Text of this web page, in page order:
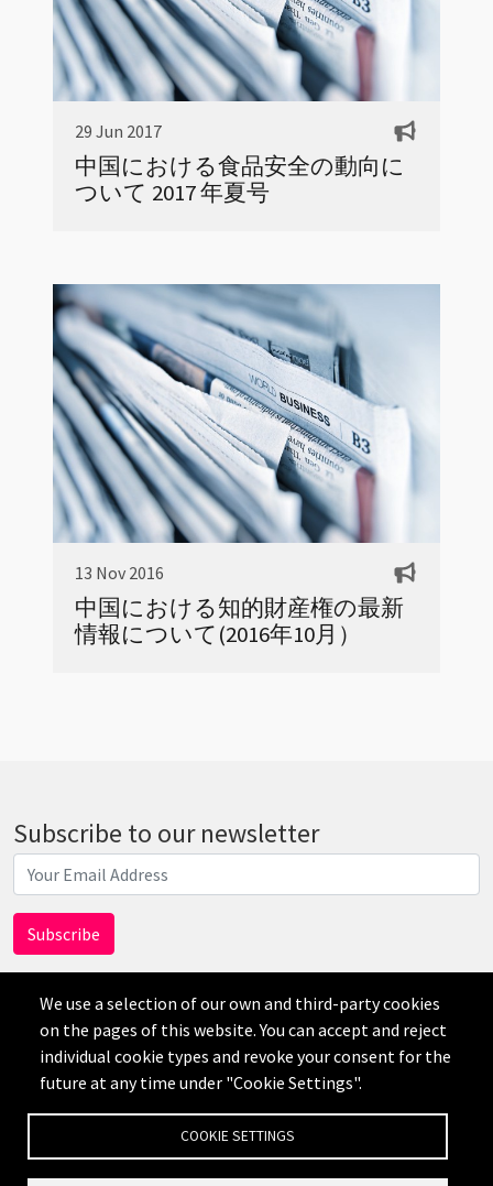
29 Jun 2017
中国における食品安全の動向に
ついて 2017 年夏号
13 Nov 2016
中国における知的財産権の最新
情報について(2016年10月）
Subscribe to our newsletter
Disclaimer Privacy Credits
AI
We use a selection of our own and third-party cookies
on the pages of this website. You can accept and reject
individual cookie types and revoke your consent for the
future at any time under "Cookie Settings".
COOKIE SETTINGS